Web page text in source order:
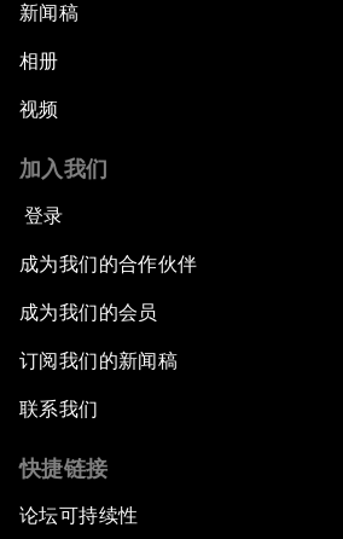
新闻稿
相册
视频
加入我们
登录
成为我们的合作伙伴
成为我们的会员
订阅我们的新闻稿
联系我们
快捷链接
论坛可持续性